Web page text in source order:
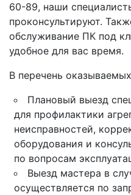
60-89, наши
проконсультируют.
обслуживание ПК под
удобное для вас время.
В перечень
Плановый выезд
для профилактики
неисправностей,
оборудования и
по вопросам
Выезд мастера в
осуществляется по